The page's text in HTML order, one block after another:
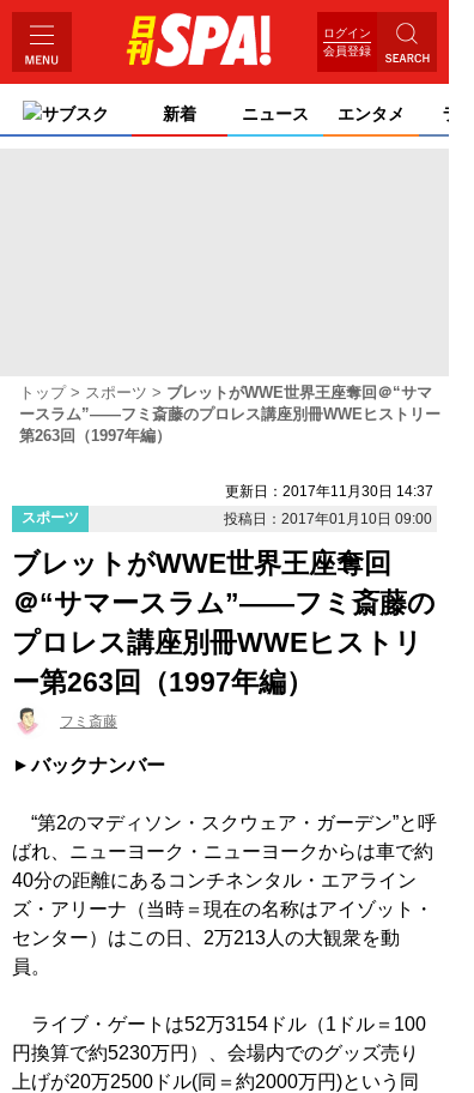
ログイン
会員登録
サブスク 新着 ニュース エンタメ ライ
トップ スポーツ
ブレットがWWE世界王座奪回＠“サマ
ースラム”――フミ斎藤のプロレス講座別冊WWEヒストリー
第263回（1997年編）
更新日：2017年11月30日 14:37
スポーツ
投稿日：2017年01月10日 09:00
ブレットがWWE世界王座奪回
＠“サマースラム”――フミ斎藤の
プロレス講座別冊WWEヒストリ
ー第263回（1997年編）
フミ斎藤
バックナンバー
“第2のマディソン・スクウェア・ガーデン”と呼
ばれ、ニューヨーク・ニューヨークからは車で約
40分の距離にあるコンチネンタル・エアライン
ズ・アリーナ（当時＝現在の名称はアイゾット・
センター）はこの日、2万213人の大観衆を動
員。
ライブ・ゲートは52万3154ドル（1ドル＝100
円換算で約5230万円）、会場内でのグッズ売り
上げが20万2500ドル(同＝約2000万円)という同